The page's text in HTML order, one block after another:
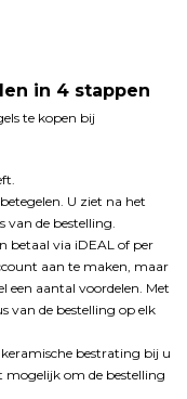
in 4 stappen
te kopen bij
U ziet na het
van de bestelling.
betaal via iDEAL of per
aan te maken, maar
een aantal voordelen. Met
van de bestelling op elk
bestrating bij u
mogelijk om de bestelling